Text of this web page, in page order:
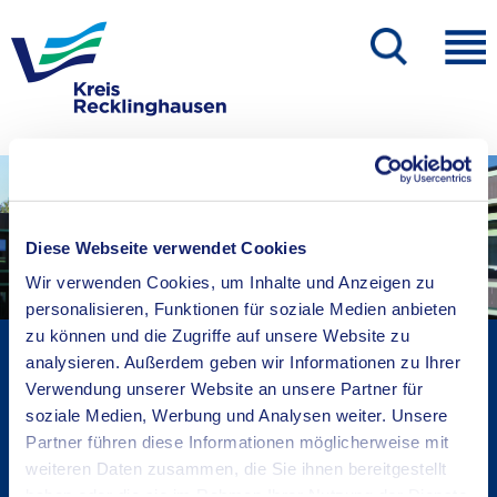
Diese Webseite verwendet Cookies
Wir verwenden Cookies, um Inhalte und Anzeigen zu
personalisieren, Funktionen für soziale Medien anbieten
zu können und die Zugriffe auf unsere Website zu
analysieren. Außerdem geben wir Informationen zu Ihrer
Verwendung unserer Website an unsere Partner für
soziale Medien, Werbung und Analysen weiter. Unsere
Partner führen diese Informationen möglicherweise mit
weiteren Daten zusammen, die Sie ihnen bereitgestellt
Kreisverwaltung A-Z
Bekanntmachungen
Ortsrecht
Karriere beim Kreis
Bürger-, Ideen- und Beschwerdecenter